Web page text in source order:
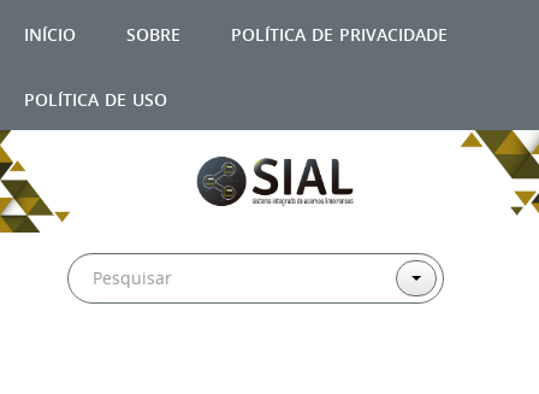
início sobre
política de privacidade
política de uso